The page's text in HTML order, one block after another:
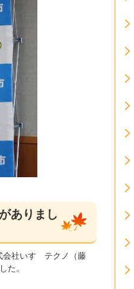
ありまし
社いすゞテクノ（藤
た。